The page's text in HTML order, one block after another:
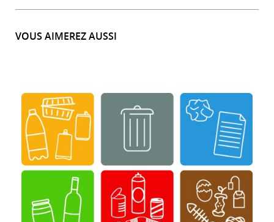
VOUS AIMEREZ AUSSI